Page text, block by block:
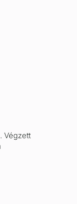
Végzett